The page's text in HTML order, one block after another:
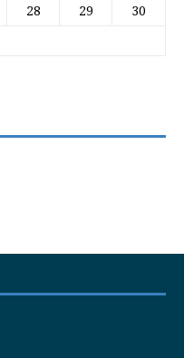
28 29 30